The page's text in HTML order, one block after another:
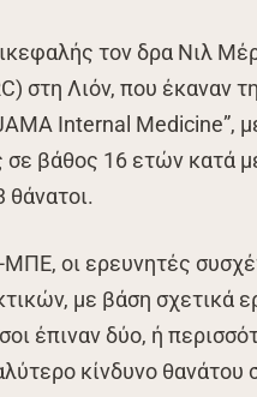
τον δρα Νιλ
στη Λιόν, που έκαναν
Internal Medicine”,
σε βάθος 16 ετών κατά
οι ερευνητές
με βάση σχετικά
έπιναν δύο, ή
κίνδυνο